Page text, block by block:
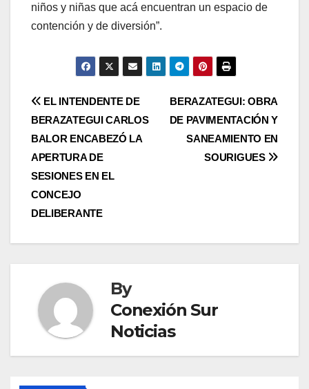
niños y niñas que acá encuentran un espacio de
contención y de diversión”.
Post
navigation
BERAZATEGUI: OBRA
DE PAVIMENTACIÓN Y
SANEAMIENTO EN
SOURIGUES
EL INTENDENTE DE
BERAZATEGUI CARLOS
BALOR ENCABEZÓ LA
APERTURA DE
SESIONES EN EL
CONCEJO
DELIBERANTE
By
Conexión Sur
Noticias